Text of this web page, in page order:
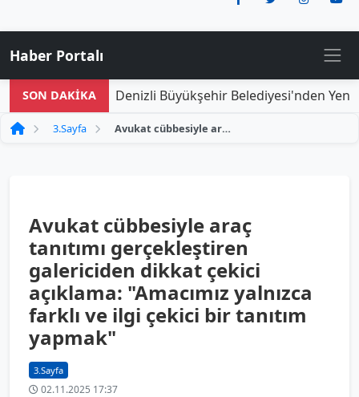
Haber Portalı
SON DAKİKA Denizli Büyükşehir Belediyesi'nden Yeni
3.Sayfa Avukat cübbesiyle araç tanıtımı gerçekleştiren galericiden dikkat çekici açıklama: "Amacımız yalnızca farklı ve ilgi çekici bir tanıtım yapmak"
Avukat cübbesiyle araç
tanıtımı gerçekleştiren
galericiden dikkat çekici
açıklama: "Amacımız yalnızca
farklı ve ilgi çekici bir tanıtım
yapmak"
3.Sayfa
02.11.2025 17:37